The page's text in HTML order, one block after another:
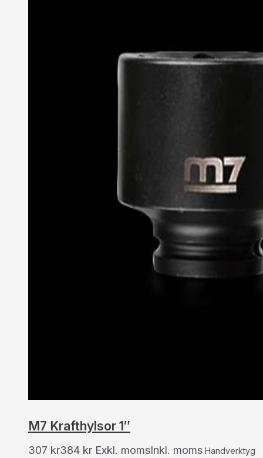
M7 Krafthylsor 1″
307 kr384 kr Exkl. momsInkl. moms Handverktyg